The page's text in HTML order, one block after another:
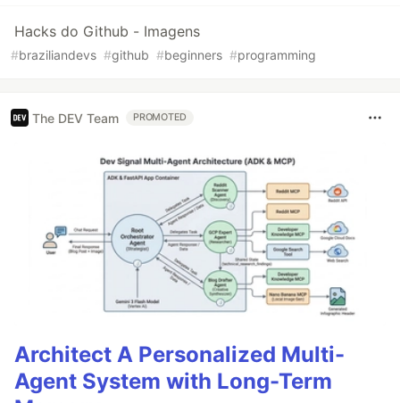
Hacks do Github - Imagens
#braziliandevs #github #beginners #programming
The DEV Team PROMOTED
Architect A Personalized Multi-
Agent System with Long-Term